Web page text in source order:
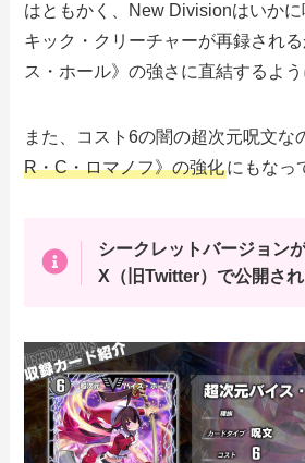
はともかく、New Divisionはいか
キック・クリーチャーが再録され
ス・ホール》の強さに直結するよう
また、コスト6の闇の超次元呪文な
R・C・ロマノフ》の強化にもなっ
シークレットバージョン
X（旧Twitter）で公開され